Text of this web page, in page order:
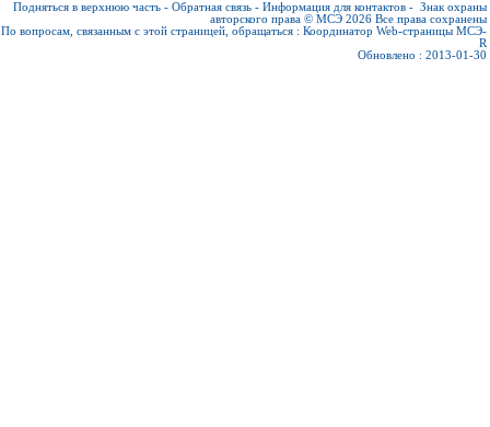
Подняться в верхнюю часть - Обратная связь - Информация для контактов - Знак охраны
авторского права © МСЭ 2026 Все права сохранены
По вопросам, связанным с этой страницей, обращаться : Координатор Web-страницы МСЭ-
R
Обновлено : 2013-01-30